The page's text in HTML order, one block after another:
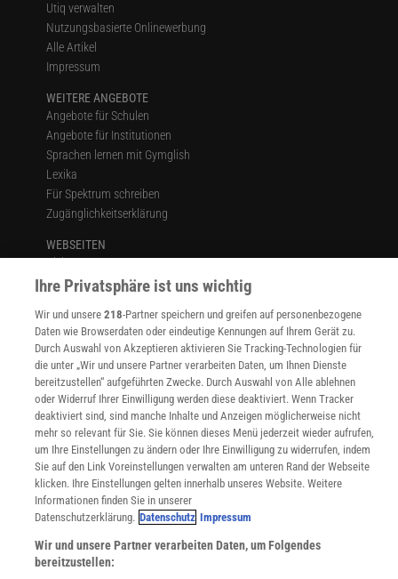
Utiq verwalten
Nutzungsbasierte Onlinewerbung
Alle Artikel
Impressum
WEITERE ANGEBOTE
Angebote für Schulen
Angebote für Institutionen
Sprachen lernen mit Gymglish
Lexika
Für Spektrum schreiben
Zugänglichkeitserklärung
WEBSEITEN
KielSCN
Wissenschaft in die Schulen
Uns finden Sie auch hier:
Ihre Privatsphäre ist uns wichtig
Wir und unsere218-Partner speichern und greifen auf personenbezogene
Daten wie Browserdaten oder eindeutige Kennungen auf Ihrem Gerät zu.
Durch Auswahl von Akzeptieren aktivieren Sie Tracking-Technologien für
die unter „Wir und unsere Partner verarbeiten Daten, um Ihnen Dienste
bereitzustellen“ aufgeführten Zwecke. Durch Auswahl von Alle ablehnen
oder Widerruf Ihrer Einwilligung werden diese deaktiviert. Wenn Tracker
deaktiviert sind, sind manche Inhalte und Anzeigen möglicherweise nicht
mehr so relevant für Sie. Sie können dieses Menü jederzeit wieder aufrufen,
um Ihre Einstellungen zu ändern oder Ihre Einwilligung zu widerrufen, indem
Sie auf den Link Voreinstellungen verwalten am unteren Rand der Webseite
klicken. Ihre Einstellungen gelten innerhalb unseres Website. Weitere
Informationen finden Sie in unserer
Datenschutzerklärung. Datenschutz Impressum
Wir und unsere Partner verarbeiten Daten, um Folgendes
bereitzustellen: